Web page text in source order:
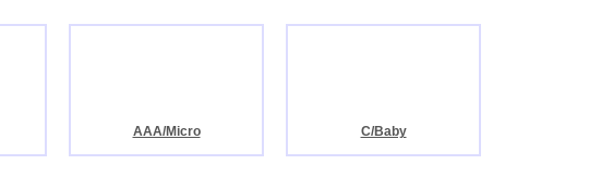
AAA/Micro C/Baby